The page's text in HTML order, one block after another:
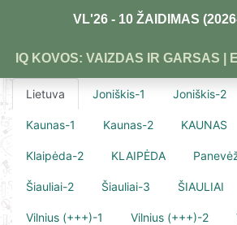
VL'26 - 10 ŽAIDIMAS
IQ KOVOS: VAIZDAS IR GARSAS |
Lietuva Joniškis-1 Joniškis-2
Kaunas-1 Kaunas-2 KAUNAS
Klaipėda-2 KLAIPĖDA
Šiauliai-2 Šiauliai-3 ŠIAULIAI
Vilnius (+++)-1 Vilnius (+++)-2